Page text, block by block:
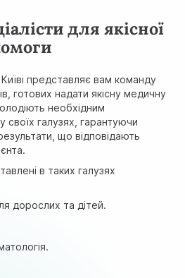
для якісної
Київі представляє вам команду
готових надати якісну медичну
необхідним
своїх галузях, гарантуючи
що відповідають
в таких галузях
дорослих та дітей.